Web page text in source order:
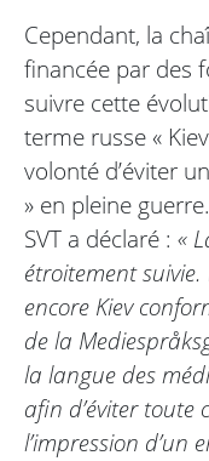
Cependant, la
financée par des
suivre cette
terme russe «
volonté d’éviter
» en pleine
SVT a déclaré : «
étroitement
encore Kiev
de la
la langue des
afin d’éviter toute
l’impression d’un